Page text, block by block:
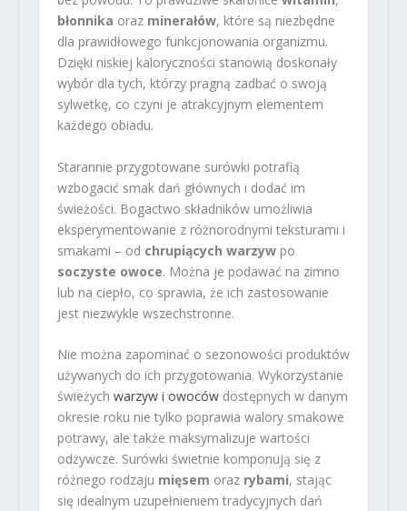
błonnika oraz minerałów, które są niezbędne
dla prawidłowego funkcjonowania organizmu.
Dzięki niskiej kaloryczności stanowią doskonały
wybór dla tych, którzy pragną zadbać o swoją
sylwetkę, co czyni je atrakcyjnym elementem
każdego obiadu.
Starannie przygotowane surówki potrafią
wzbogacić smak dań głównych i dodać im
świeżości. Bogactwo składników umożliwia
eksperymentowanie z różnorodnymi teksturami i
smakami – od chrupiących warzywpo
soczyste owoce. Można je podawać na zimno
lub na ciepło, co sprawia, że ich zastosowanie
jest niezwykle wszechstronne.
Nie można zapominać o sezonowości produktów
używanych do ich przygotowania. Wykorzystanie
świeżych warzyw i owocówdostępnych w danym
okresie roku nie tylko poprawia walory smakowe
potrawy, ale także maksymalizuje wartości
odżywcze. Surówki świetnie komponują się z
różnego rodzaju mięsem oraz rybami, stając
się idealnym uzupełnieniem tradycyjnych dań